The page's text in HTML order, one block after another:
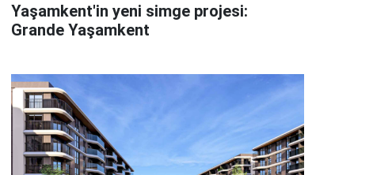
Yaşamkent'in yeni simge projesi:
Grande Yaşamkent